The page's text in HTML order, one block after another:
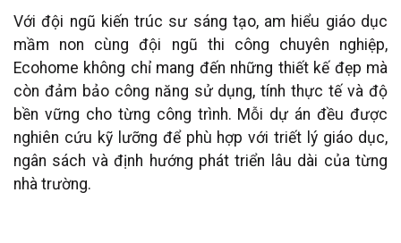
Với đội ngũ kiến trúc sư sáng tạo, am hiểu giáo dục
mầm non cùng đội ngũ thi công chuyên nghiệp,
Ecohome không chỉ mang đến những thiết kế đẹp mà
còn đảm bảo công năng sử dụng, tính thực tế và độ
bền vững cho từng công trình. Mỗi dự án đều được
nghiên cứu kỹ lưỡng để phù hợp với triết lý giáo dục,
ngân sách và định hướng phát triển lâu dài của từng
nhà trường.